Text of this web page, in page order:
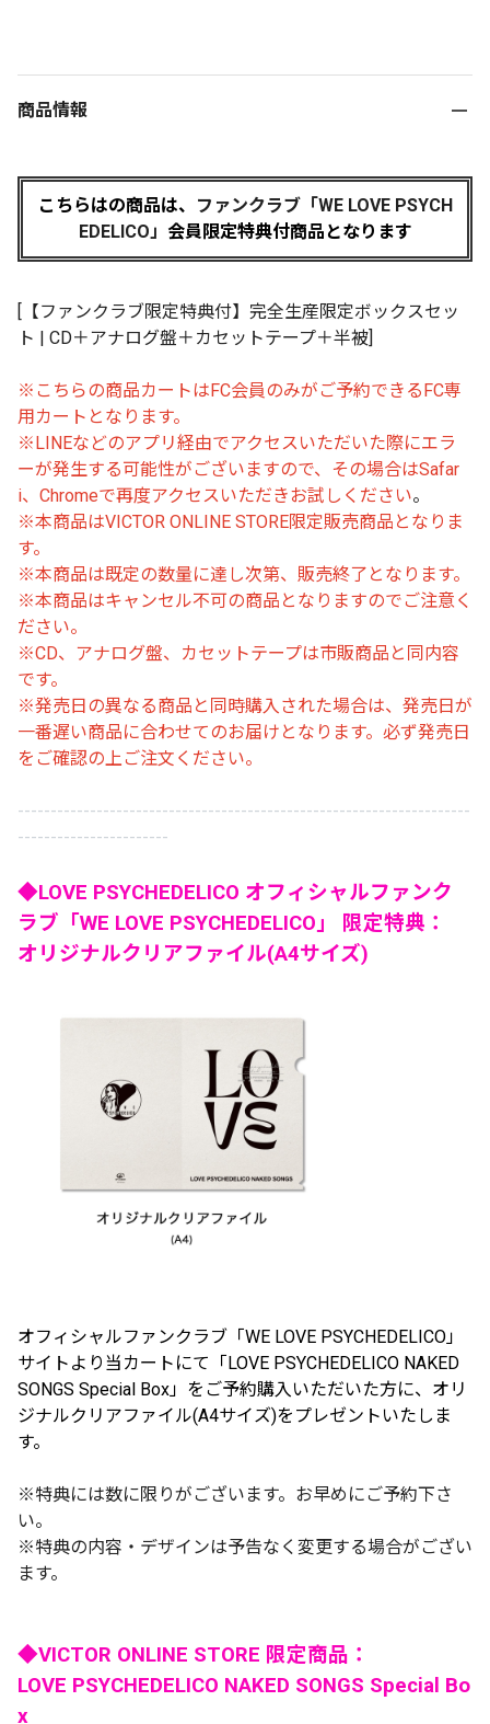
商品情報
こちらはの商品は、
ファンクラブ「WE LOVE PSYCH
EDELICO」 会員限定特典付商品となります
[【ファンクラブ限定特典付】完全生産限定ボックスセッ
ト | CD＋アナログ盤＋カセットテープ＋半被]
※こちらの商品カートはFC会員のみがご予約できるFC専
用カートとなります。
※LINEなどのアプリ経由でアクセスいただいた際にエラ
ーが発生する可能性がございますので、その場合はSafar
i、Chromeで再度アクセスいただきお試しください。
※本商品はVICTOR ONLINE STORE限定販売商品となりま
す。
※本商品は既定の数量に達し次第、販売終了となります。
※本商品はキャンセル不可の商品となりますのでご注意く
ださい。
※CD、アナログ盤、カセットテープは市販商品と同内容
です。
※発売日の異なる商品と同時購入された場合は、発売日が
一番遅い商品に合わせてのお届けとなります。必ず発売日
をご確認の上ご注文ください。
---------------------------------------------------------------------
-----------------------
◆LOVE PSYCHEDELICO オフィシャルファンク
ラブ「WE LOVE PSYCHEDELICO」 限定特典：
オリジナルクリアファイル(A4サイズ)
オフィシャルファンクラブ「WE LOVE PSYCHEDELICO」
サイトより当カートにて「LOVE PSYCHEDELICO NAKED
SONGS Special Box」をご予約購入いただいた方に、オリ
ジナルクリアファイル(A4サイズ)をプレゼントいたしま
す。
※特典には数に限りがございます。お早めにご予約下さ
い。
※特典の内容・デザインは予告なく変更する場合がござい
ます。
◆VICTOR ONLINE STORE 限定商品：
LOVE PSYCHEDELICO NAKED SONGS Special Bo
x